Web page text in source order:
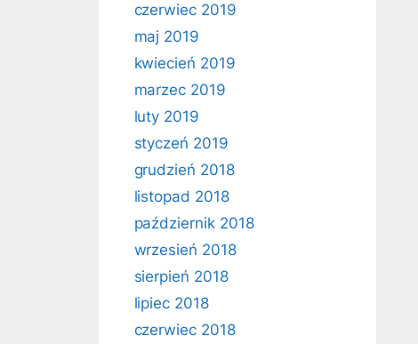
czerwiec 2019
maj 2019
kwiecień 2019
marzec 2019
luty 2019
styczeń 2019
grudzień 2018
listopad 2018
październik 2018
wrzesień 2018
sierpień 2018
lipiec 2018
czerwiec 2018